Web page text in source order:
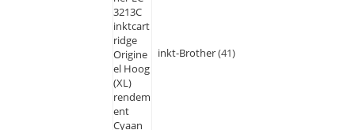
inkt-Brother 41